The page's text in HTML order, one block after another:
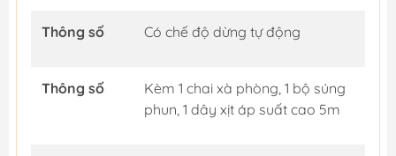
Thông số Có chế độ dừng tự động
Thông số
Kèm 1 chai xà phòng, 1 bộ súng
phun, 1 dây xịt áp suất cao 5m